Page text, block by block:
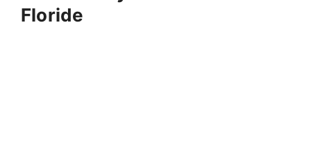
Floride